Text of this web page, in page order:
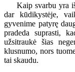
Kaip svarbu yra
dar kūdikystėje,
gyvenime patyrę
pradeda suprasti,
užsitraukė šias
klusnumo, nors
tai skaudu.